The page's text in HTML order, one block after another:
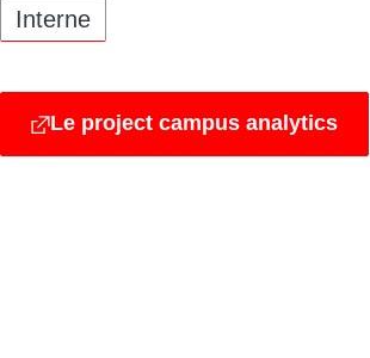
Interne
Le project campus analytics